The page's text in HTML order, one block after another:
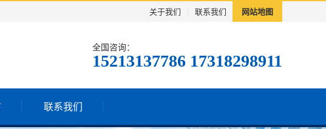
关于我们 联系我们 网站地图
全国咨询：
15213137786 17318298911
联系我们